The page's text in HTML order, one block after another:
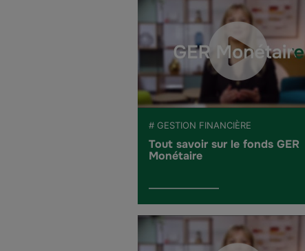
# GESTION FINANCIÈRE
Tout savoir sur le fonds GER
Monétaire